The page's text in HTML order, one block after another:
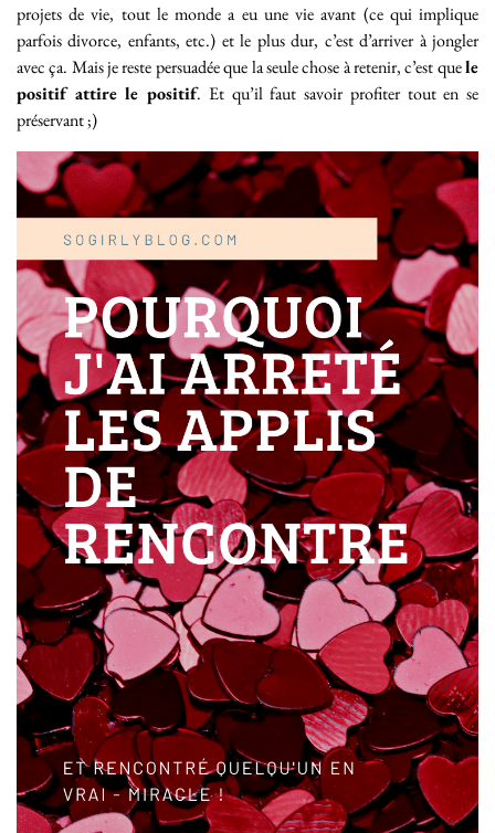
projets de vie, tout le monde a eu une vie avant (ce qui implique
parfois divorce, enfants, etc.) et le plus dur, c’est d’arriver à jongler
avec ça. Mais je reste persuadée que la seule chose à retenir, c’est quele
positif attire le positif. Et qu’il faut savoir profiter tout en se
préservant ;)